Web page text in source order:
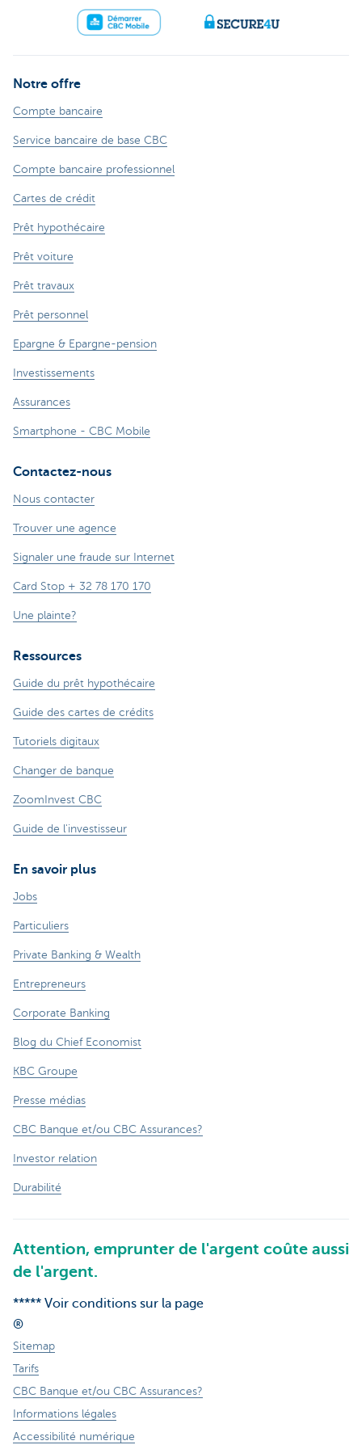
Notre offre
Compte bancaire
Service bancaire de base CBC
Compte bancaire professionnel
Cartes de crédit
Prêt hypothécaire
Prêt voiture
Prêt travaux
Prêt personnel
Epargne & Epargne-pension
Investissements
Assurances
Smartphone - CBC Mobile
Contactez-nous
Nous contacter
Trouver une agence
Signaler une fraude sur Internet
Card Stop + 32 78 170 170
Une plainte?
Ressources
Guide du prêt hypothécaire
Guide des cartes de crédits
Tutoriels digitaux
Changer de banque
ZoomInvest CBC
Guide de l'investisseur
En savoir plus
Jobs
Particuliers
Private Banking & Wealth
Entrepreneurs
Corporate Banking
Blog du Chief Economist
KBC Groupe
Presse médias
CBC Banque et/ou CBC Assurances?
Investor relation
Durabilité
Attention, emprunter de l'argent coûte aussi
de l'argent.
***** Voir conditions sur la page
®
Sitemap
Tarifs
CBC Banque et/ou CBC Assurances?
Informations légales
Accessibilité numérique